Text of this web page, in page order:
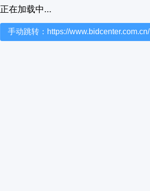
正在加载中...
手动跳转：https://www.bidcenter.com.cn/